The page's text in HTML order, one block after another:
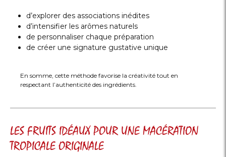
d’explorer des associations inédites
d’intensifier les arômes naturels
de personnaliser chaque préparation
de créer une signature gustative unique
En somme, cette méthode favorise la créativité tout en
respectant l’authenticité des ingrédients.
LES FRUITS IDÉAUX POUR UNE MACÉRATION
TROPICALE ORIGINALE